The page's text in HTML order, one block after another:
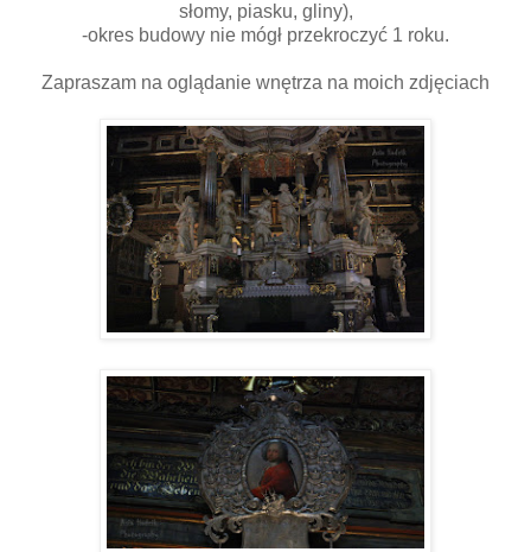
słomy, piasku, gliny),
-okres budowy nie mógł przekroczyć 1 roku.
Zapraszam na oglądanie wnętrza na moich zdjęciach